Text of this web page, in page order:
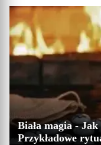
Biała magia - Jak
Przykładowe